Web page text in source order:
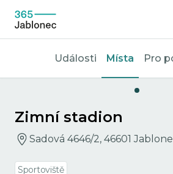
Události Místa Pro
Zimní stadion
Sadová 4646/2, 46601
Sportoviště